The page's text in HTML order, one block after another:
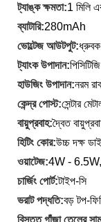
ট্যাঙ্ক ক্ষমতা:1 মিলি
ব্যাটারি:280mAh
ভোল্টেজ আউটপুট:
ট্যাংক উপাদান:পিসিটিজি
হাউজিং উপাদান:নরম
কেন্দ্র পোস্ট:সেন্টার
বায়ুপ্রবাহ:দ্বৈত
হিটিং কোর:উচ্চ দক্ষ
ওয়াটেজ:4W - 6.5W,
চার্জিং পোর্ট:টাইপ-সি
ভরাট পদ্ধতি:বড় টপ-